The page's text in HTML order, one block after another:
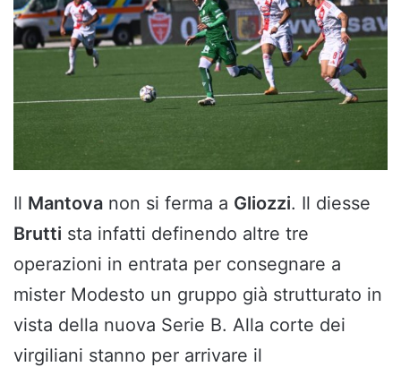
Il Mantova non si ferma a Gliozzi. Il diesse
Brutti sta infatti definendo altre tre
operazioni in entrata per consegnare a
mister Modesto un gruppo già strutturato in
vista della nuova Serie B. Alla corte dei
virgiliani stanno per arrivare il